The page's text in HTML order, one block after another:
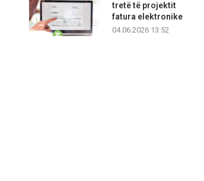
tretë të projektit
fatura elektronike
04.06.2026 13:52